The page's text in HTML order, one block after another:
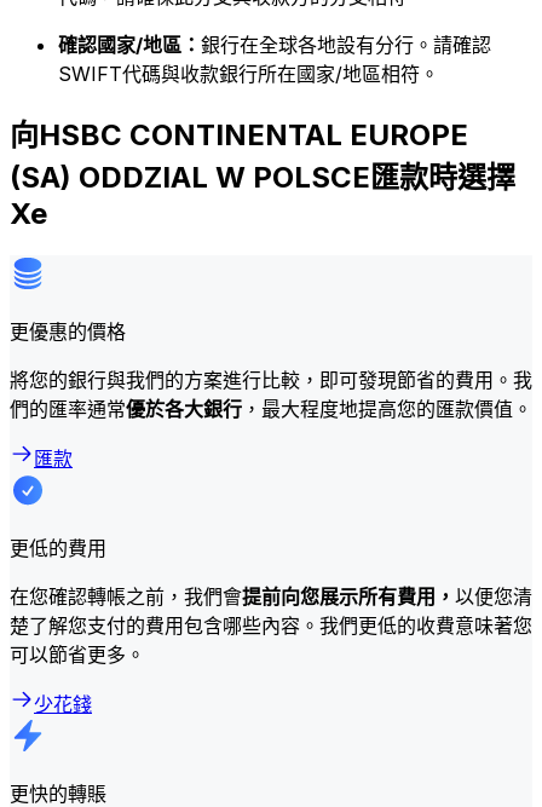
確認國家/地區： 銀行在全球各地設有分行。請確認
SWIFT代碼與收款銀行所在國家/地區相符。
向HSBC CONTINENTAL EUROPE
(SA) ODDZIAL W POLSCE匯款時選擇
Xe
更優惠的價格
將您的銀行與我們的方案進行比較，即可發現節省的費用。我
們的匯率通常優於各大銀行 ，最大程度地提高您的匯款價值。
匯款
更低的費用
在您確認轉帳之前，我們會提前向您展示所有費用， 以便您清
楚了解您支付的費用包含哪些內容。我們更低的收費意味著您
可以節省更多。
少花錢
更快的轉賬